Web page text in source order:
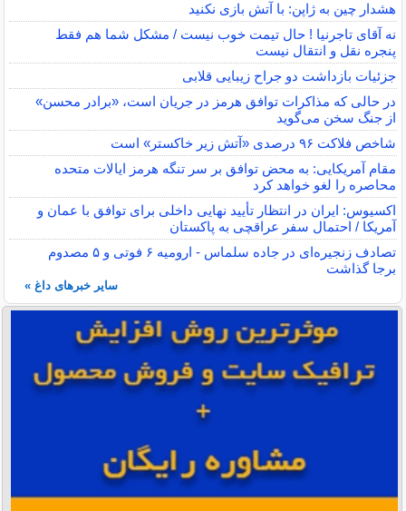
هشدار چین به ژاپن: با آتش بازی نکنید
نه آقای تاجرنیا ! حال تیمت خوب نیست / مشکل شما هم فقط
پنجره نقل و انتقال نیست
جزئیات بازداشت دو جراح زیبایی قلابی
در حالی که مذاکرات توافق هرمز در جریان است، «برادر محسن»
از جنگ سخن می‌گوید
شاخص فلاکت ۹۶ درصدی «آتش زیر خاکستر» است
مقام آمریکایی: به محض توافق بر سر تنگه هرمز ایالات متحده
محاصره را لغو خواهد کرد
اکسیوس: ایران در انتظار تأیید نهایی داخلی برای توافق با عمان و
آمریکا / احتمال سفر عراقچی به پاکستان
تصادف زنجیره‌ای در جاده سلماس - ارومیه ۶ فوتی و ۵ مصدوم
برجا گذاشت
سایر خبرهای داغ »